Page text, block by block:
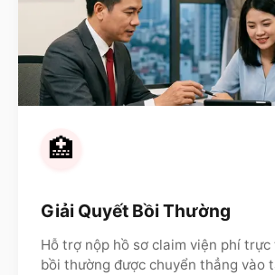
🏥
Giải Quyết Bồi Thường
Hỗ trợ nộp hồ sơ claim viện phí trực
bồi thường được chuyển thẳng vào